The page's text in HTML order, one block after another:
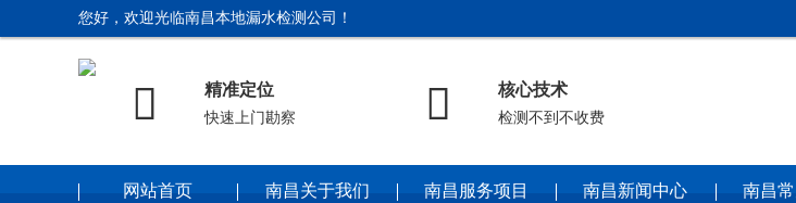
您好，欢迎光临南昌本地漏水检测公司！
 精准定位
快速上门勘察  核心技术
检测不到不收费
网站首页 南昌关于我们 南昌服务项目 南昌新闻中心 南昌